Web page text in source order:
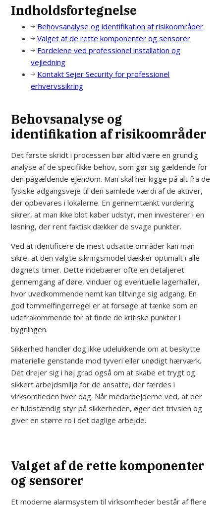
Indholdsfortegnelse
Behovsanalyse og identifikation af risikoområder
Valget af de rette komponenter og sensorer
Fordelene ved professionel installation og
vejledning
Kontakt Sejer Security for professionel
erhvervssikring
Behovsanalyse og
identifikation af risikoområder
Det første skridt i processen bør altid være en grundig
analyse af de specifikke behov, som gør sig gældende for
den pågældende ejendom. Man skal her kigge på alt fra de
fysiske adgangsveje til den samlede værdi af de aktiver,
der opbevares i lokalerne. En gennemtænkt vurdering
sikrer, at man ikke blot køber udstyr, men investerer i en
løsning, der rent faktisk dækker de svage punkter.
Ved at identificere de mest udsatte områder kan man
sikre, at den valgte sikringsmodel dækker optimalt i alle
døgnets timer. Dette indebærer ofte en detaljeret
gennemgang af døre, vinduer og eventuelle lagerhaller,
hvor uvedkommende nemt kan tiltvinge sig adgang. En
god tommelfingerregel er at forsøge at tænke som en
udefrakommende for at finde de kritiske punkter i
bygningen.
Sikkerhed handler dog ikke udelukkende om at beskytte
materielle genstande mod tyveri eller unødigt hærværk.
Det drejer sig i høj grad også om at skabe et trygt og
sikkert arbejdsmiljø for de ansatte, der færdes i
virksomheden hver dag. Når medarbejderne ved, at der
er fuldstændig styr på sikkerheden, øger det trivslen og
giver en større ro i det daglige arbejde.
Valget af de rette komponenter
og sensorer
Et moderne alarmsystem til virksomheder består af flere